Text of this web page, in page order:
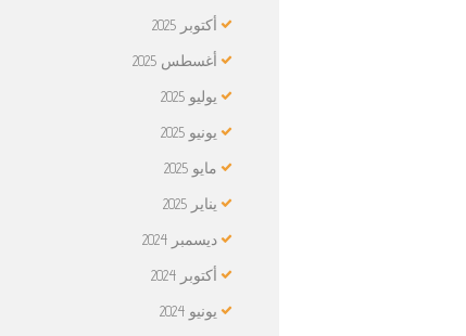
أكتوبر2025
أغسطس2025
يوليو2025
يونيو2025
مايو2025
يناير2025
ديسمبر2024
أكتوبر2024
يونيو2024